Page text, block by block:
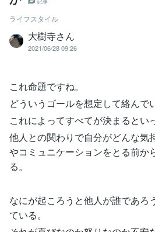
ライフスタイル
大樹寺さん
2021/06/28 09:26
これ命題ですね。
どういうゴールを想定して絡んで
これによってすべてが決まるとい
他人との関わりで自分がどんな気
やコミュニケーションをとる前か
る。
なにが起ころうと他人が誰であろ
ている。